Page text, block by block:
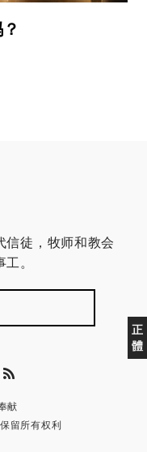
正
體
信徒，牧师和教会
。
献
留所有权利